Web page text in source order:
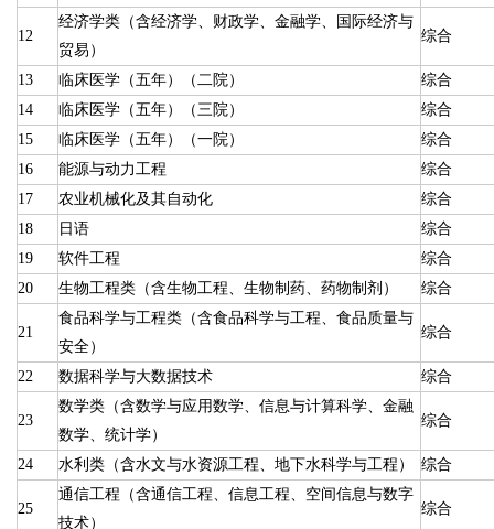
12
经济学类（含经济学、财政学、金融学、国际经济与
贸易）
综合
13 临床医学（五年）（二院）
综合
14
临床医学（五年）（三院）
综合
15
临床医学（五年）（一院）
综合
16
能源与动力工程
综合
17
农业机械化及其自动化
综合
18
日语
综合
19
软件工程
综合
20
生物工程类（含生物工程、生物制药、药物制剂） 综合
21
食品科学与工程类（含食品科学与工程、食品质量与
安全）
综合
22 数据科学与大数据技术 综合
23
数学类（含数学与应用数学、信息与计算科学、金融
数学、统计学）
综合
24 水利类（含水文与水资源工程、地下水科学与工程） 综合
25
通信工程（含通信工程、信息工程、空间信息与数字
技术）
综合